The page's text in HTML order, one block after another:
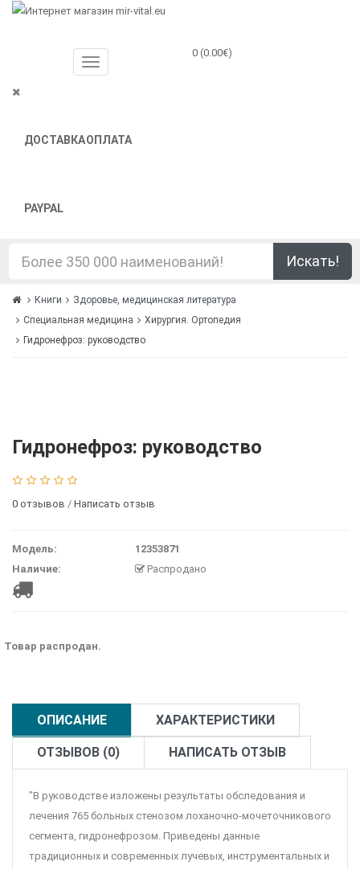
ДОСТАВКАОПЛАТА
PAYPAL
0 (0.00€)
Искать!
Книги
Здоровье, медицинская литература
Специальная медицина
Хирургия. Ортопедия
Гидронефроз: руководство
Гидронефроз: руководство
0 отзывов / Написать отзыв
Модель:
12353871
Наличие:
Распродано
Товар распродан.
ОПИСАНИЕ ХАРАКТЕРИСТИКИ
ОТЗЫВОВ (0) НАПИСАТЬ ОТЗЫВ
"В руководстве изложены результаты обследования и
лечения 765 больных стенозом лоханочно-мочеточникового
сегмента, гидронефрозом. Приведены данные
традиционных и современных лучевых, инструментальных и